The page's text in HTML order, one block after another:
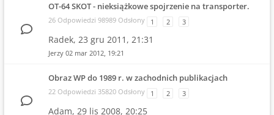
OT-64 SKOT - nieksiążkowe spojrzenie na transporter.
26 Odpowiedzi 98989 Odsłony 1 2 3
Radek, 23 gru 2011, 21:31
Jerzy 02 mar 2012, 19:21
Obraz WP do 1989 r. w zachodnich publikacjach
22 Odpowiedzi 35820 Odsłony 1 2 3
Adam, 29 lis 2008, 20:25